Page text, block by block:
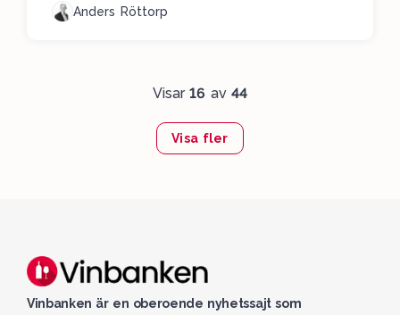
Anders Röttorp
Visar16 av44
Visa fler
Vinbanken är en oberoende nyhetssajt som